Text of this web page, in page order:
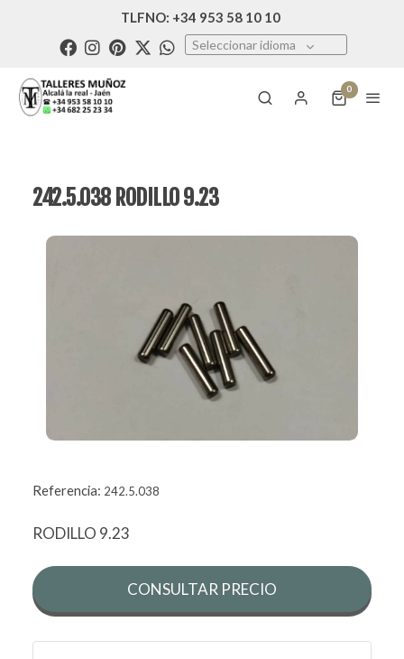
TLFNO: +34 953 58 10 10
Seleccionar idioma
0
242.5.038 RODILLO 9.23
Referencia: 242.5.038
RODILLO 9.23
CONSULTAR PRECIO